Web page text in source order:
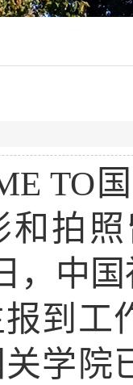
TO
和拍
，中
到工
学院